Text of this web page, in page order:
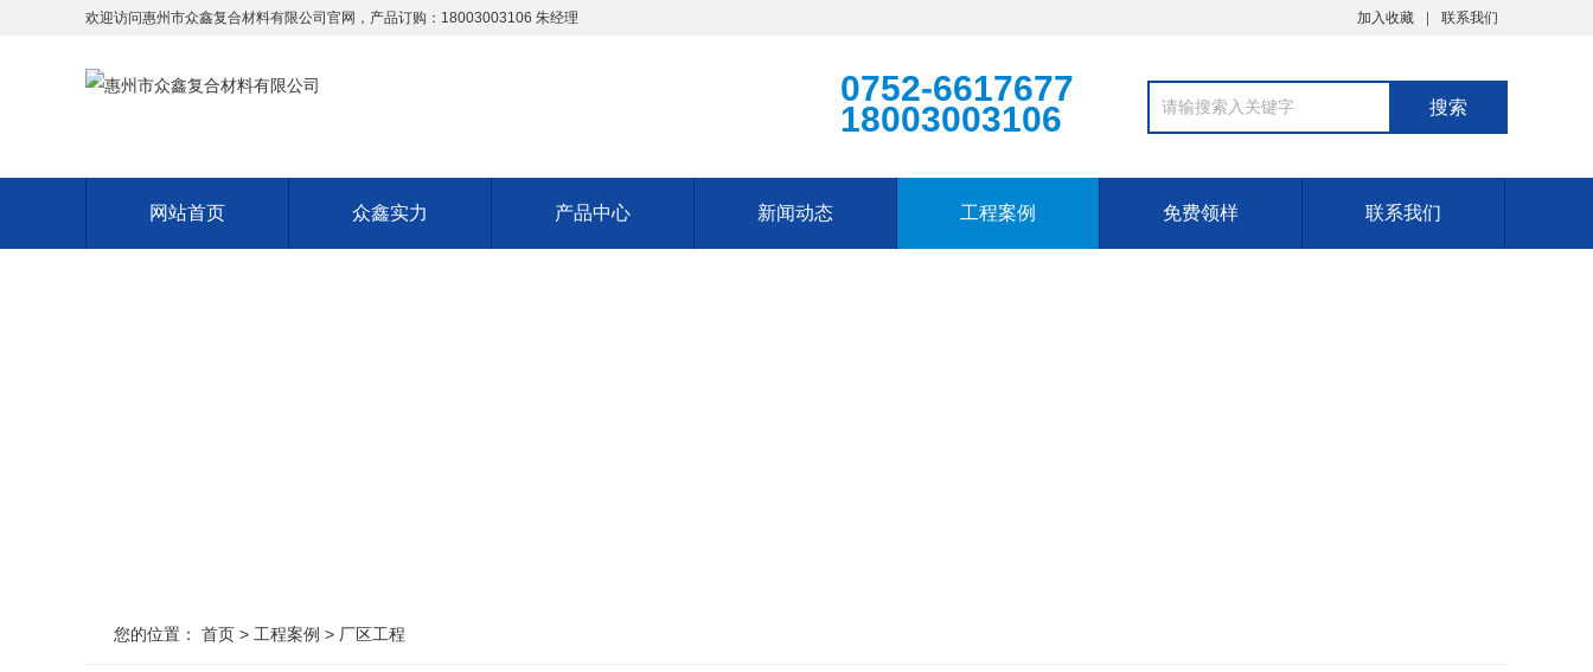
欢迎访问惠州市众鑫复合材料有限公司官网，产品订购：18003003106 朱经理 加入收藏 联系我们
0752-6617677
18003003106
网站首页 众鑫实力 产品中心 新闻动态 工程案例 免费领样 联系我们
您的位置： 首页 > 工程案例 > 厂区工程